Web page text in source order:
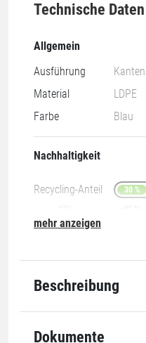
Technische Daten
Allgemein
Ausführung
Material
LDPE
Farbe
Blau
Nachhaltigkeit
Recycling-Anteil 30 %
100% recyclebar 30%
Länge
mehr anzeigen
Beschreibung
Dokumente